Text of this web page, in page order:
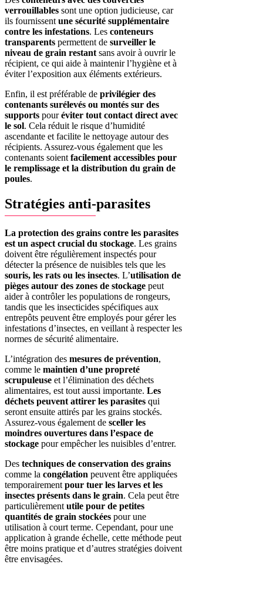
verrouillables sont une option judicieuse, car
ils fournissentune sécurité supplémentaire
contre les infestations. Les conteneurs
transparents permettent de surveiller le
niveau de grain restantsans avoir à ouvrir le
récipient, ce qui aide à maintenir l’hygiène et à
éviter l’exposition aux éléments extérieurs.
Enfin, il est préférable de privilégier des
contenants surélevés ou montés sur des
supports pouréviter tout contact direct avec
le sol. Cela réduit le risque d’humidité
ascendante et facilite le nettoyage autour des
récipients. Assurez-vous également que les
contenants soientfacilement accessibles pour
le remplissage et la distribution du grain de
poules.
Stratégies anti-parasites
La protection des grains contre les parasites
est un aspect crucial du stockage. Les grains
doivent être régulièrement inspectés pour
détecter la présence de nuisibles tels que les
souris, les rats ou les insectes. L’utilisation de
pièges autour des zones de stockage peut
aider à contrôler les populations de rongeurs,
tandis que les insecticides spécifiques aux
entrepôts peuvent être employés pour gérer les
infestations d’insectes, en veillant à respecter les
normes de sécurité alimentaire.
L’intégration des mesures de prévention,
comme le maintien d’une propreté
scrupuleuse et l’élimination des déchets
alimentaires, est tout aussi importante. Les
déchets peuvent attirer les parasites qui
seront ensuite attirés par les grains stockés.
Assurez-vous également de sceller les
moindres ouvertures dans l’espace de
stockage pour empêcher les nuisibles d’entrer.
Des techniques de conservation des grains
comme la congélation peuvent être appliquées
temporairement pour tuer les larves et les
insectes présents dans le grain. Cela peut être
particulièrement utile pour de petites
quantités de grain stockées pour une
utilisation à court terme. Cependant, pour une
application à grande échelle, cette méthode peut
être moins pratique et d’autres stratégies doivent
être envisagées.